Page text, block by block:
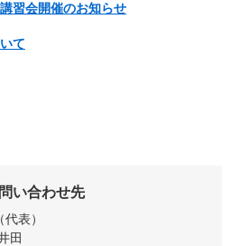
習会開催のお知らせ
て
い合わせ先
代表
田